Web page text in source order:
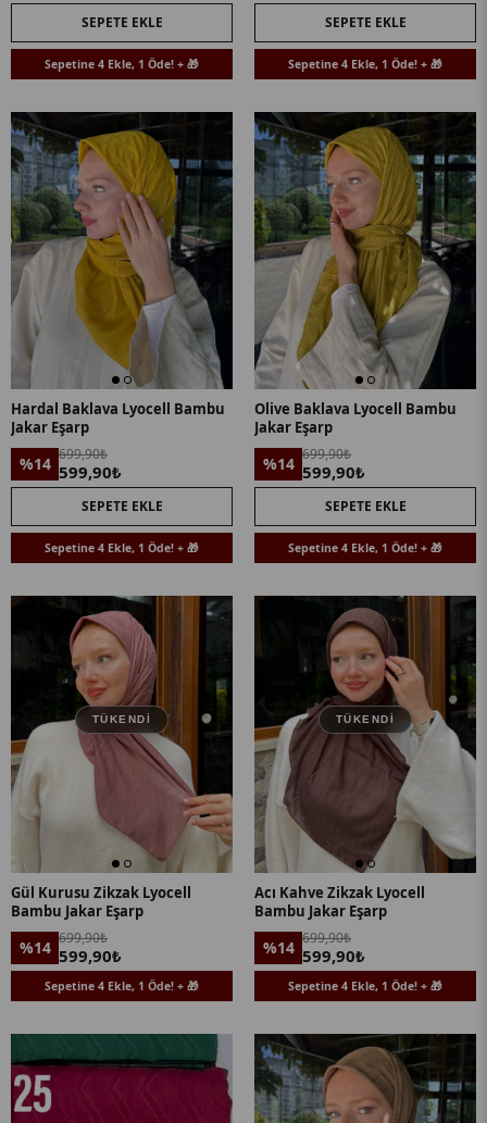
SEPETE EKLE
Sepetine 4 Ekle, 1 Öde! + 🎁
SEPETE EKLE
Sepetine 4 Ekle, 1 Öde! + 🎁
Hardal Baklava Lyocell Bambu
Jakar Eşarp
%14 699,90₺
599,90₺
SEPETE EKLE
Sepetine 4 Ekle, 1 Öde! + 🎁
Olive Baklava Lyocell Bambu
Jakar Eşarp
%14 699,90₺
599,90₺
SEPETE EKLE
Sepetine 4 Ekle, 1 Öde! + 🎁
TÜKENDI
Gül Kurusu Zikzak Lyocell
Bambu Jakar Eşarp
%14 699,90₺
599,90₺
Sepetine 4 Ekle, 1 Öde! + 🎁
TÜKENDI
Acı Kahve Zikzak Lyocell
Bambu Jakar Eşarp
%14 699,90₺
599,90₺
Sepetine 4 Ekle, 1 Öde! + 🎁